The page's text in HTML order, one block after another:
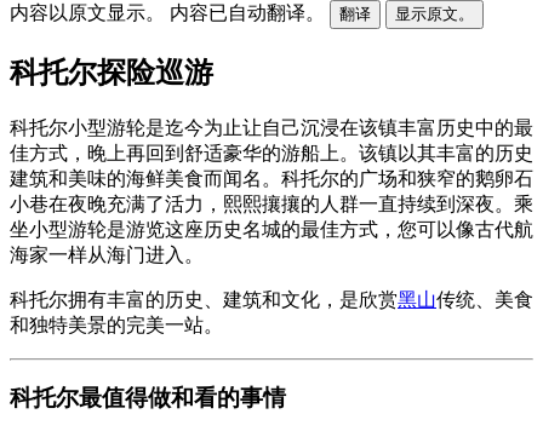
内容以原文显示。 内容已自动翻译。 翻译 显示原文。
科托尔探险巡游
科托尔小型游轮是迄今为止让自己沉浸在该镇丰富历史中的最
佳方式，晚上再回到舒适豪华的游船上。该镇以其丰富的历史
建筑和美味的海鲜美食而闻名。科托尔的广场和狭窄的鹅卵石
小巷在夜晚充满了活力，熙熙攘攘的人群一直持续到深夜。乘
坐小型游轮是游览这座历史名城的最佳方式，您可以像古代航
海家一样从海门进入。
科托尔拥有丰富的历史、建筑和文化，是欣赏黑山传统、美食
和独特美景的完美一站。
科托尔最值得做和看的事情